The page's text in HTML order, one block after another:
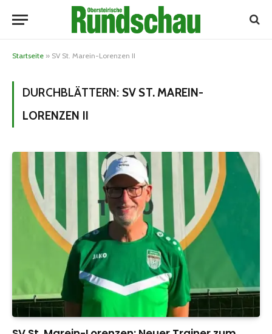
Startseite » SV St. Marein-Lorenzen II
DURCHBLÄTTERN: SV ST. MAREIN-
LORENZEN II